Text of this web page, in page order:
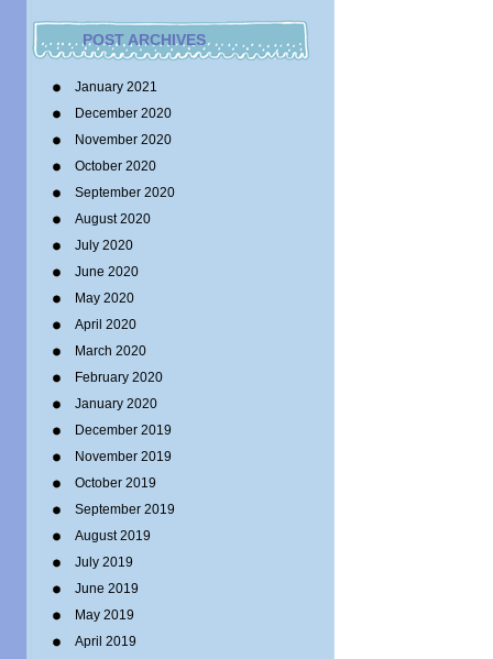
POST ARCHIVES
January 2021
December 2020
November 2020
October 2020
September 2020
August 2020
July 2020
June 2020
May 2020
April 2020
March 2020
February 2020
January 2020
December 2019
November 2019
October 2019
September 2019
August 2019
July 2019
June 2019
May 2019
April 2019